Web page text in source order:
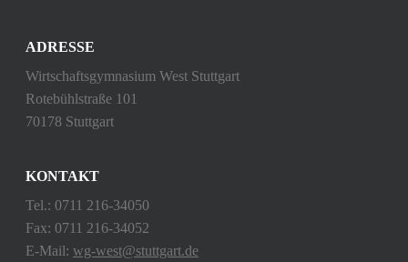
ADRESSE
Wirtschaftsgymnasium West Stuttgart
Rotebühlstraße 101
70178 Stuttgart
KONTAKT
Tel.: 0711 216-34050
Fax: 0711 216-34052
E-Mail: wg-west@stuttgart.de